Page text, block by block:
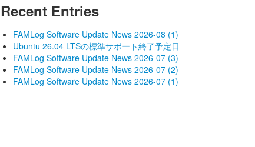
Recent Entries
FAMLog Software Update News 2026-08 (1)
Ubuntu 26.04 LTSの標準サポート終了予定日
FAMLog Software Update News 2026-07 (3)
FAMLog Software Update News 2026-07 (2)
FAMLog Software Update News 2026-07 (1)